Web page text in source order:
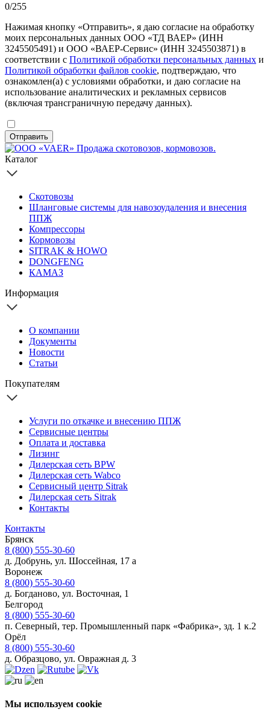
0/255
Нажимая кнопку «Отправить», я даю согласие на обработку
моих персональных данных ООО «ТД ВАЕР» (ИНН
3245505491) и ООО «ВАЕР-Сервис» (ИНН 3245503871) в
соответствии с Политикой обработки персональных данных и
Политикой обработки файлов cookie, подтверждаю, что
ознакомлен(а) с условиями обработки, и даю согласие на
использование аналитических и рекламных сервисов
(включая трансграничную передачу данных).
Отправить
Каталог
Скотовозы
Шланговые системы для навозоудаления и внесения
ППЖ
Компрессоры
Кормовозы
SITRAK & HOWO
DONGFENG
КАМАЗ
Информация
О компании
Документы
Новости
Статьи
Покупателям
Услуги по откачке и внесению ППЖ
Сервисные центры
Оплата и доставка
Лизинг
Дилерская сеть BPW
Дилерская сеть Wabco
Сервисный центр Sitrak
Дилерская сеть Sitrak
Контакты
Контакты
Брянск
8 (800) 555-30-60
д. Добрунь, ул. Шоссейная, 17 а
Воронеж
8 (800) 555-30-60
д. Богданово, ул. Восточная, 1
Белгород
8 (800) 555-30-60
п. Северный, тер. Промышленный парк «Фабрика», зд. 1 к.2
Орёл
8 (800) 555-30-60
д. Образцово, ул. Овражная д. 3
Мы используем cookie